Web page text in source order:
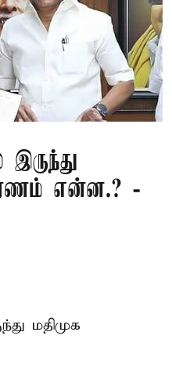
இருந்து
என்ன.? -
மதிமுக